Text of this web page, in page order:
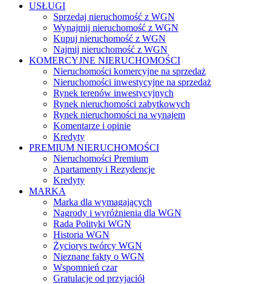
USŁUGI
Sprzedaj nieruchomość z WGN
Wynajmij nieruchomość z WGN
Kupuj nieruchomość z WGN
Najmij nieruchomość z WGN
KOMERCYJNE NIERUCHOMOŚCI
Nieruchomości komercyjne na sprzedaż
Nieruchomości inwestycyjne na sprzedaż
Rynek terenów inwestycyjnych
Rynek nieruchomości zabytkowych
Rynek nieruchomości na wynajem
Komentarze i opinie
Kredyty
PREMIUM NIERUCHOMOŚCI
Nieruchomości Premium
Apartamenty i Rezydencje
Kredyty
MARKA
Marka dla wymagających
Nagrody i wyróżnienia dla WGN
Rada Polityki WGN
Historia WGN
Życiorys twórcy WGN
Nieznane fakty o WGN
Wspomnień czar
Gratulacje od przyjaciół